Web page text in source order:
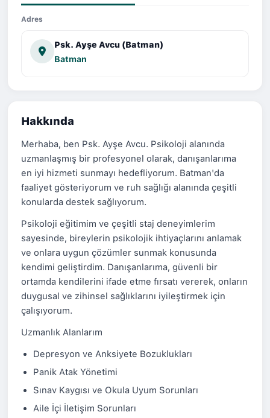
Adres
Psk. Ayşe Avcu (Batman)
Batman
Hakkında
Merhaba, ben Psk. Ayşe Avcu. Psikoloji alanında
uzmanlaşmış bir profesyonel olarak, danışanlarıma
en iyi hizmeti sunmayı hedefliyorum. Batman'da
faaliyet gösteriyorum ve ruh sağlığı alanında çeşitli
konularda destek sağlıyorum.
Psikoloji eğitimim ve çeşitli staj deneyimlerim
sayesinde, bireylerin psikolojik ihtiyaçlarını anlamak
ve onlara uygun çözümler sunmak konusunda
kendimi geliştirdim. Danışanlarıma, güvenli bir
ortamda kendilerini ifade etme fırsatı vererek, onların
duygusal ve zihinsel sağlıklarını iyileştirmek için
çalışıyorum.
Uzmanlık Alanlarım
Depresyon ve Anksiyete Bozuklukları
Panik Atak Yönetimi
Sınav Kaygısı ve Okula Uyum Sorunları
Aile İçi İletişim Sorunları